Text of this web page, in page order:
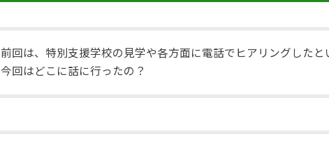
前回は、特別支援学校の見学や各方面に電話でヒアリングしたと
今回はどこに話に行ったの？